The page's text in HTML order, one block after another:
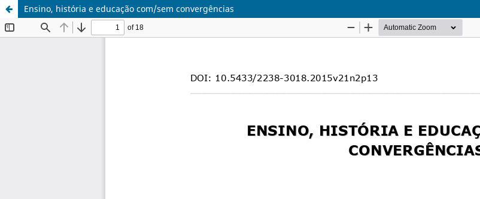
Ensino, história e educação com/sem convergências